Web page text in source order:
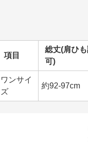
項目
総丈(肩ひ
可)
ワンサイ
ズ
約92-97cm